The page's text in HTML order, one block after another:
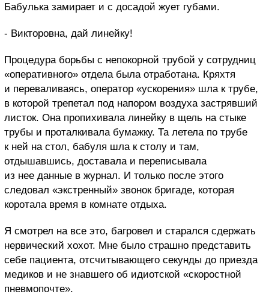
Бабулька замирает и с досадой жует губами.
- Викторовна, дай линейку!
Процедура борьбы с непокорной трубой у сотрудниц
«оперативного» отдела была отработана. Кряхтя
и переваливаясь, оператор «ускорения» шла к трубе,
в которой трепетал под напором воздуха застрявший
листок. Она пропихивала линейку в щель на стыке
трубы и проталкивала бумажку. Та летела по трубе
к ней на стол, бабуля шла к столу и там,
отдышавшись, доставала и переписывала
из нее данные в журнал. И только после этого
следовал «экстренный» звонок бригаде, которая
коротала время в комнате отдыха.
Я смотрел на все это, багровел и старался сдержать
нервический хохот. Мне было страшно представить
себе пациента, отсчитывающего секунды до приезда
медиков и не знавшего об идиотской «скоростной
пневмопочте».